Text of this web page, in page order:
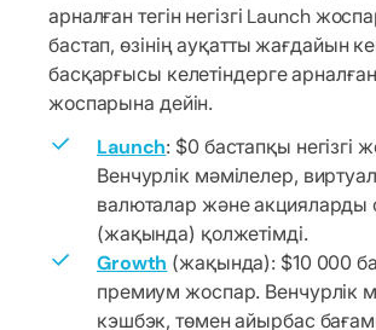
арналған тегін негізгі Launch
бастап, өзінің ауқатты жағдайын
басқарғысы келетіндерге
жоспарына дейін.
Launch: $0 бастапқы негізгі
Венчурлік мәмілелер,
валюталар және акцияларды
(жақында) қолжетімді.
Growth (жақында): $10 000
премиум жоспар. Венчурлік
кэшбэк, төмен айырбас